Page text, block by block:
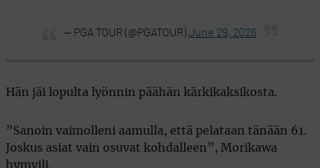
— PGA TOUR (@PGATOUR)June 29, 2026
Hän jäi lopulta lyönnin päähän kärkikaksikosta.
”Sanoin vaimolleni aamulla, että pelataan tänään 61.
Joskus asiat vain osuvat kohdalleen”, Morikawa
hymyili.